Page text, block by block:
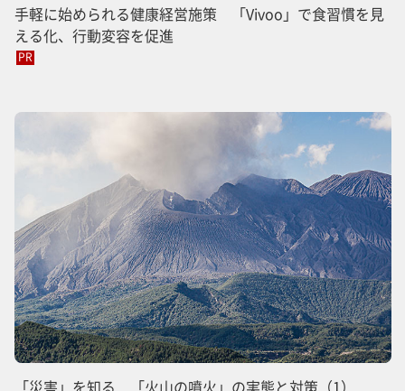
手軽に始められる健康経営施策 「Vivoo」で食習慣を見
える化、行動変容を促進
PR
「災害」を知る 「火山の噴火」の実態と対策（1）